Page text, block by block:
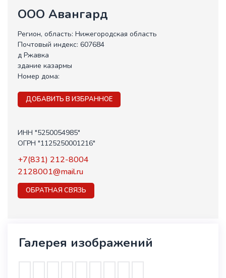
ООО Авангард
Регион, область: Нижегородская область
Почтовый индекс: 607684
д Ржавка
здание казармы
Номер дома:
ДОБАВИТЬ В ИЗБРАННОЕ
ИНН "5250054985"
ОГРН "1125250001216"
+7(831) 212-8004
2128001@mail.ru
ОБРАТНАЯ СВЯЗЬ
Галерея изображений